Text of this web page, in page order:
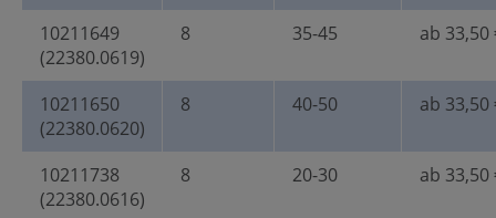
10211649
(22380.0619)
8 35-45 ab 33,50
10211650
(22380.0620)
8 40-50 ab 33,50
10211738
(22380.0616)
8 20-30 ab 33,50